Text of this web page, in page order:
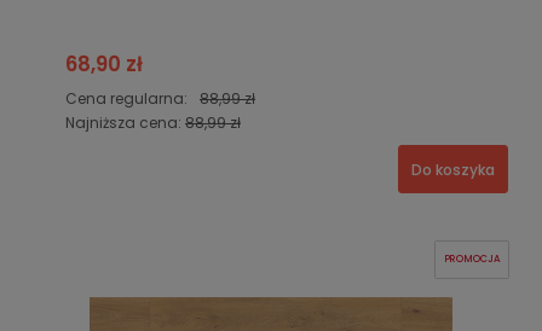
68,90 zł
Cena regularna:
88,99 zł
Najniższa cena: 88,99 zł
Do koszyka
PROMOCJA